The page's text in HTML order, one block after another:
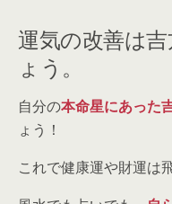
運気の改善は
ょう。
自分の本命星にあった
ょう！
これで健康運や財運は